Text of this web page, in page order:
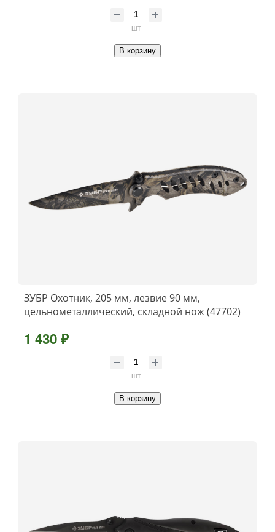
шт
В корзину
ЗУБР Охотник, 205 мм, лезвие 90 мм,
цельнометаллический, складной нож (47702)
1 430 ₽
шт
В корзину